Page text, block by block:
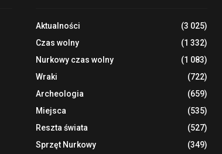
Aktualności
(3 025)
Czas wolny
(1 332)
Nurkowy czas wolny
(1 083)
Wraki
(722)
Archeologia
(659)
Miejsca
(535)
Reszta świata
(527)
Sprzęt Nurkowy
(349)